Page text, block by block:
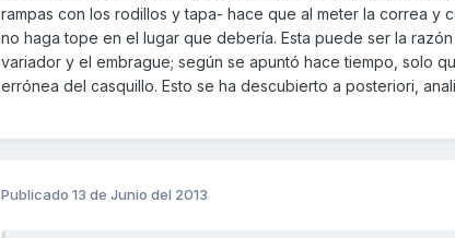
rampas con los rodillos y tapa- hace que al meter la correa y
no haga tope en el lugar que debería. Esta puede ser la
variador y el embrague; según se apuntó hace tiempo, solo
errónea del casquillo. Esto se ha descubierto a posteriori,
Publicado 13 de Junio del 2013